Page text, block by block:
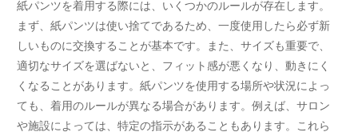
紙パンツを着用する際には、いくつかのルールが存在します。
まず、紙パンツは使い捨てであるため、一度使用したら必ず新
しいものに交換することが基本です。また、サイズも重要で、
適切なサイズを選ばないと、フィット感が悪くなり、動きにく
くなることがあります。紙パンツを使用する場所や状況によっ
ても、着用のルールが異なる場合があります。例えば、サロン
や施設によっては、特定の指示があることもあります。これら